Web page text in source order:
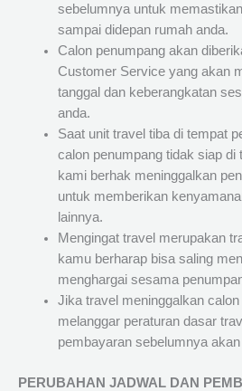
sebelumnya untuk
sampai didepan rumah anda.
Calon penumpang akan
Customer Service yang akan
tanggal dan keberangkatan
anda.
Saat unit travel tiba di tempat
calon penumpang tidak siap di
kami berhak meninggalkan
untuk memberikan
lainnya.
Mengingat travel merupakan
kamu berharap bisa saling
menghargai sesama
Jika travel meninggalkan
melanggar peraturan dasar
pembayaran sebelumnya
PERUBAHAN JADWAL DAN